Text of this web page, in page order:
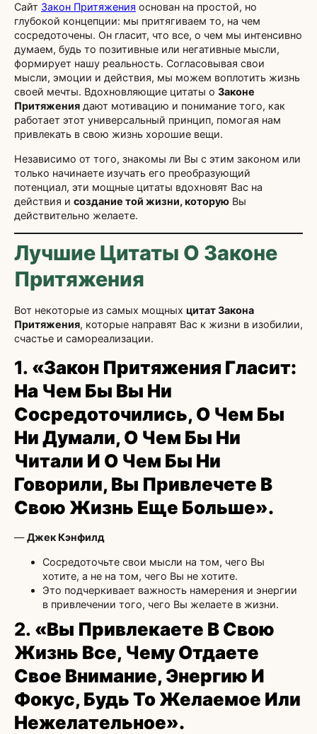
Сайт Закон Притяжения основан на простой, но
глубокой концепции: мы притягиваем то, на чем
сосредоточены. Он гласит, что все, о чем мы интенсивно
думаем, будь то позитивные или негативные мысли,
формирует нашу реальность. Согласовывая свои
мысли, эмоции и действия, мы можем воплотить жизнь
своей мечты. Вдохновляющие цитаты о Законе
Притяжения дают мотивацию и понимание того, как
работает этот универсальный принцип, помогая нам
привлекать в свою жизнь хорошие вещи.
Независимо от того, знакомы ли Вы с этим законом или
только начинаете изучать его преобразующий
потенциал, эти мощные цитаты вдохновят Вас на
действия и создание той жизни, которую Вы
действительно желаете.
Лучшие Цитаты О Законе
Притяжения
Вот некоторые из самых мощных цитат Закона
Притяжения, которые направят Вас к жизни в изобилии,
счастье и самореализации.
1. «Закон Притяжения Гласит:
На Чем Бы Вы Ни
Сосредоточились, О Чем Бы
Ни Думали, О Чем Бы Ни
Читали И О Чем Бы Ни
Говорили, Вы Привлечете В
Свою Жизнь Еще Больше».
—Джек Кэнфилд
Сосредоточьте свои мысли на том, чего Вы
хотите, а не на том, чего Вы не хотите.
Это подчеркивает важность намерения и энергии
в привлечении того, чего Вы желаете в жизни.
2. «Вы Привлекаете В Свою
Жизнь Все, Чему Отдаете
Свое Внимание, Энергию И
Фокус, Будь То Желаемое Или
Нежелательное».